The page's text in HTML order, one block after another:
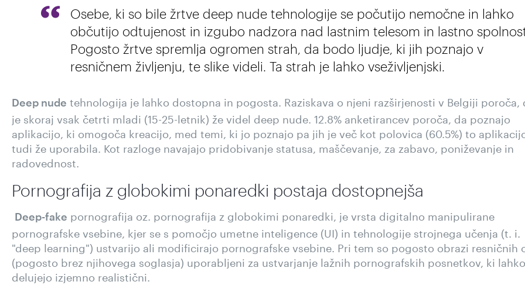
Osebe, ki so bile žrtve deep nude tehnologije se počutijo nemočne in lahko
občutijo odtujenost in izgubo nadzora nad lastnim telesom in lastno
Pogosto žrtve spremlja ogromen strah, da bodo ljudje, ki jih poznajo v
resničnem življenju, te slike videli. Ta strah je lahko vseživljenjski.
Deep nude tehnologija je lahko dostopna in pogosta. Raziskava o njeni razširjenosti v Belgiji poroča,
je skoraj vsak četrti mladi (15-25-letnik) že videl deep nude. 12.8% anketirancev poroča, da poznajo
aplikacijo, ki omogoča kreacijo, med temi, ki jo poznajo pa jih je več kot polovica (60.5%) to
tudi že uporabila. Kot razloge navajajo pridobivanje statusa, maščevanje, za zabavo, poniževanje in
radovednost.
Pornografija z globokimi ponaredki postaja dostopnejša
Deep-fake pornografija oz. pornografija z globokimi ponaredki, je vrsta digitalno manipulirane
pornografske vsebine, kjer se s pomočjo umetne inteligence (UI) in tehnologije strojnega učenja (t. i.
"deep learning") ustvarijo ali modificirajo pornografske vsebine. Pri tem so pogosto obrazi resničnih
(pogosto brez njihovega soglasja) uporabljeni za ustvarjanje lažnih pornografskih posnetkov, ki lahko
delujejo izjemno realistični.